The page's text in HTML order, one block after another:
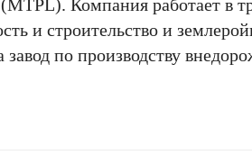
Компания работает в
и строительство и
по производству